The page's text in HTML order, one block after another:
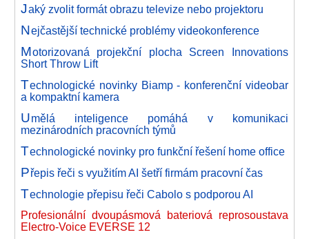
Jaký zvolit formát obrazu televize nebo projektoru
Nejčastější technické problémy videokonference
Motorizovaná projekční plocha Screen Innovations
Short Throw Lift
Technologické novinky Biamp - konferenční videobar
a kompaktní kamera
Umělá inteligence pomáhá v komunikaci
mezinárodních pracovních týmů
Technologické novinky pro funkční řešení home office
Přepis řeči s využitím AI šetří firmám pracovní čas
Technologie přepisu řeči Cabolo s podporou AI
Profesionální dvoupásmová bateriová reprosoustava
Electro-Voice EVERSE 12